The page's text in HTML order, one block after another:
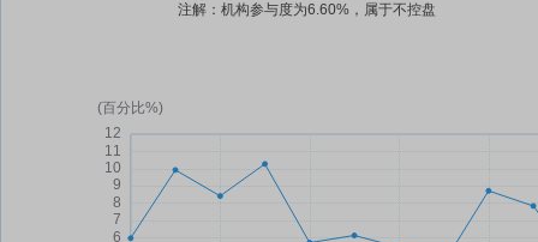
注解：机构参与度为6.60%，属于不控盘